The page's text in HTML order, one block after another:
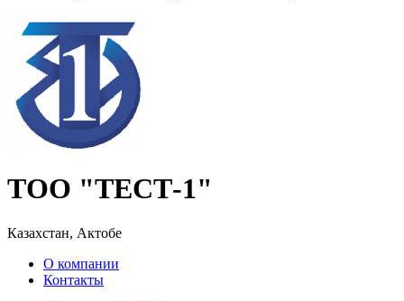
ТОО "ТЕСТ-1"
Казахстан, Актобе
О компании
Контакты